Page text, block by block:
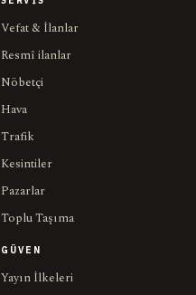
Vefat & İlanlar
Resmî ilanlar
Nöbetçi
Hava
Trafik
Kesintiler
Pazarlar
Toplu Taşıma
GÜVEN
Yayın İlkeleri